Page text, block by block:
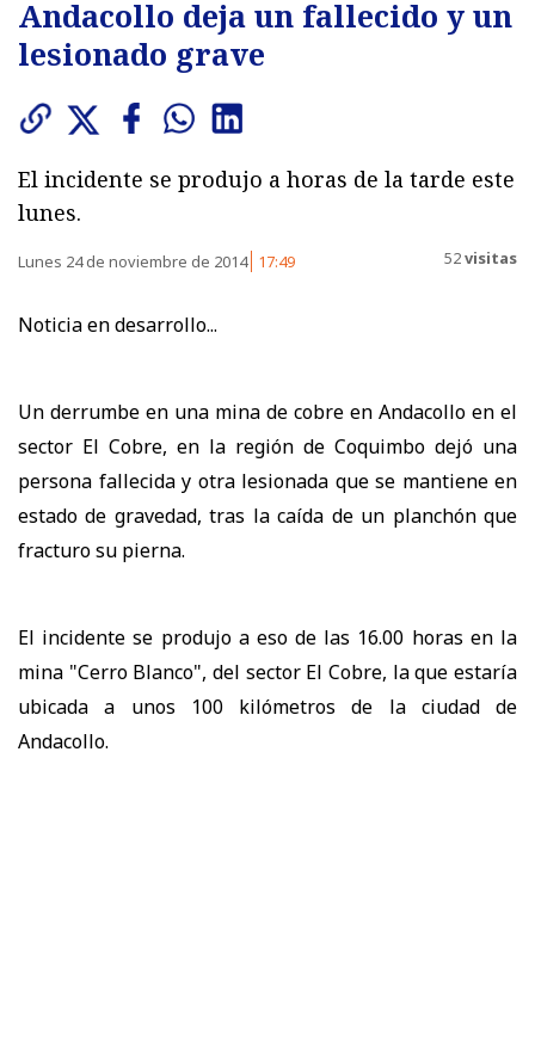
Andacollo deja un fallecido y un
lesionado grave
El incidente se produjo a horas de la tarde este
lunes.
Lunes 24 de noviembre de 2014 17:49 52visitas
Noticia en desarrollo...
Un derrumbe en una mina de cobre en Andacollo en el
sector El Cobre, en la región de Coquimbo dejó una
persona fallecida y otra lesionada que se mantiene en
estado de gravedad, tras la caída de un planchón que
fracturo su pierna.
El incidente se produjo a eso de las 16.00 horas en la
mina "Cerro Blanco", del sector El Cobre, la que estaría
ubicada a unos 100 kilómetros de la ciudad de
Andacollo.